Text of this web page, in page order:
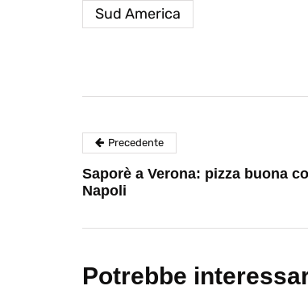
Sud America
Precedente
Saporè a Verona: pizza buona
Napoli
Potrebbe